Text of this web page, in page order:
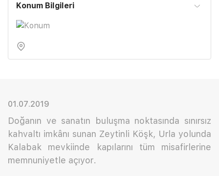
Konum Bilgileri
01.07.2019
Doğanın ve sanatın buluşma noktasında sınırsız
kahvaltı imkânı sunan Zeytinli Köşk, Urla yolunda
Kalabak mevkiinde kapılarını tüm misafirlerine
memnuniyetle açıyor.